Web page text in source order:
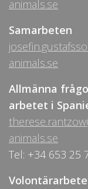
animals.se
Samarbeten
animals.se
Allmänna
arbetet i
animals.se
Tel: +34 653 25
Volontärarbete